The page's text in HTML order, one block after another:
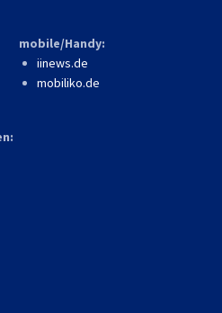
mobile/Handy:
iinews.de
mobiliko.de